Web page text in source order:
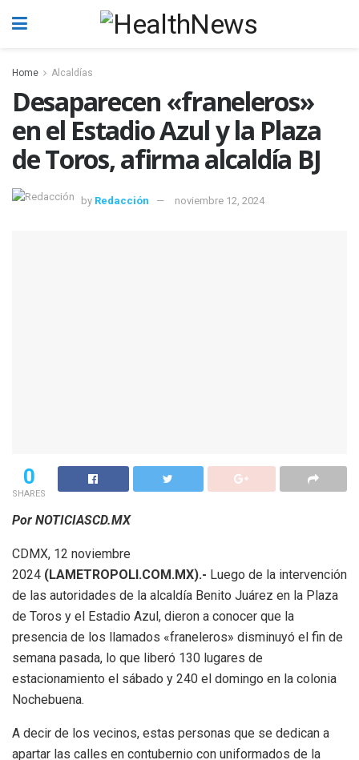
Home Alcaldías
Desaparecen «franeleros»
en el Estadio Azul y la Plaza
de Toros, afirma alcaldía BJ
by Redacción noviembre 12, 2024
0
SHARES
Por NOTICIASCD.MX
CDMX, 12 noviembre
2024 (LAMETROPOLI.COM.MX).- Luego de la intervención
de las autoridades de la alcaldía Benito Juárez en la Plaza
de Toros y el Estadio Azul, dieron a conocer que la
presencia de los llamados «franeleros» disminuyó el fin de
semana pasada, lo que liberó 130 lugares de
estacionamiento el sábado y 240 el domingo en la colonia
Nochebuena.
A decir de los vecinos, estas personas que se dedican a
apartar las calles en contubernio con uniformados de la